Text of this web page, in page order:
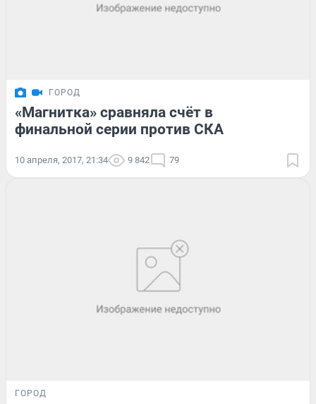
ГОРОД
«Магнитка» сравняла счёт в
финальной серии против СКА
10 апреля, 2017, 21:34 9 842 79
ГОРОД